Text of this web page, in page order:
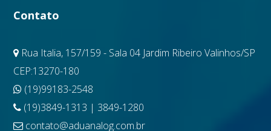
Contato
Rua Italia, 157/159 - Sala 04 Jardim Ribeiro Valinhos/SP
CEP:13270-180
(19)99183-2548
(19)3849-1313 | 3849-1280
contato@aduanalog.com.br